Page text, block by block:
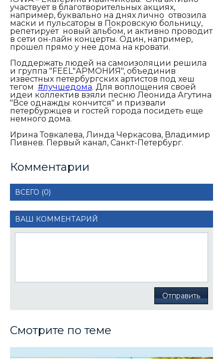
участвует в благотворительных акциях,
например, буквально на днях лично отвозила
маски и пульсаторы в Покровскую больницу,
репетирует новый альбом, и активно проводит
в сети он-лайн концерты. Один, например,
прошел прямо у нее дома на кровати.
Поддержать людей на самоизоляции решила
и группа "FEEL"АРМОНИЯ", объединив
известных петербургских артистов под хеш
тегом #лучшедома. Для воплощения своей
идеи коллектив взяли песню Леонида Агутина
"Все однажды кончится" и призвали
петербуржцев и гостей города посидеть еще
немного дома.
Ирина Товкалева, Линда Черкасова, Владимир
Пивнев. Первый канал, Санкт-Петербург.
Комментарии
ВСЕГО (0)
ВАШ КОММЕНТАРИЙ
Отправить
Смотрите по теме